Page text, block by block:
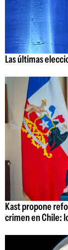
Las últimas
Kast propone
crimen en Chile: